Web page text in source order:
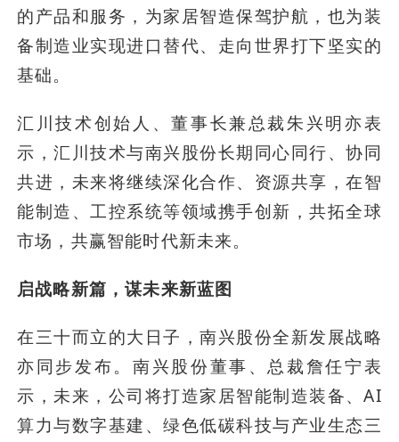
的产品和服务，为家居智造保驾护航，也为装
备制造业实现进口替代、走向世界打下坚实的
基础。
汇川技术创始人、董事长兼总裁朱兴明亦表
示，汇川技术与南兴股份长期同心同行、协同
共进，未来将继续深化合作、资源共享，在智
能制造、工控系统等领域携手创新，共拓全球
市场，共赢智能时代新未来。
启战略新篇，谋未来新蓝图
在三十而立的大日子，南兴股份全新发展战略
亦同步发布。南兴股份董事、总裁詹任宁表
示，未来，公司将打造家居智能制造装备、AI
算力与数字基建、绿色低碳科技与产业生态三